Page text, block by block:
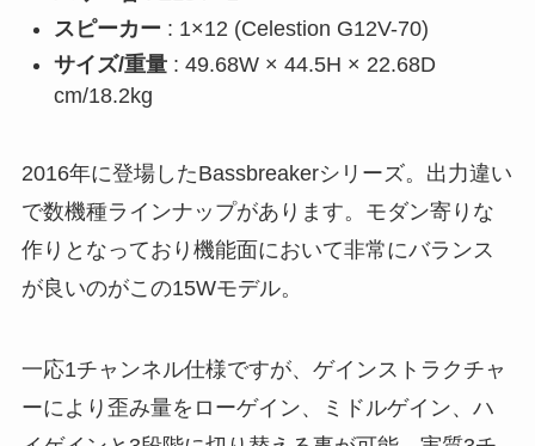
スピーカー : 1×12 (Celestion G12V-70)
サイズ/重量: 49.68W × 44.5H × 22.68D
cm/18.2kg
2016年に登場したBassbreakerシリーズ。出力違い
で数機種ラインナップがあります。モダン寄りな
作りとなっており機能面において非常にバランス
が良いのがこの15Wモデル。
一応1チャンネル仕様ですが、ゲインストラクチャ
ーにより歪み量をローゲイン、ミドルゲイン、ハ